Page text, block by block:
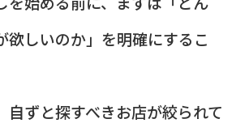
欲しいのか」を明確にするこ
自ずと探すべきお店が絞られて